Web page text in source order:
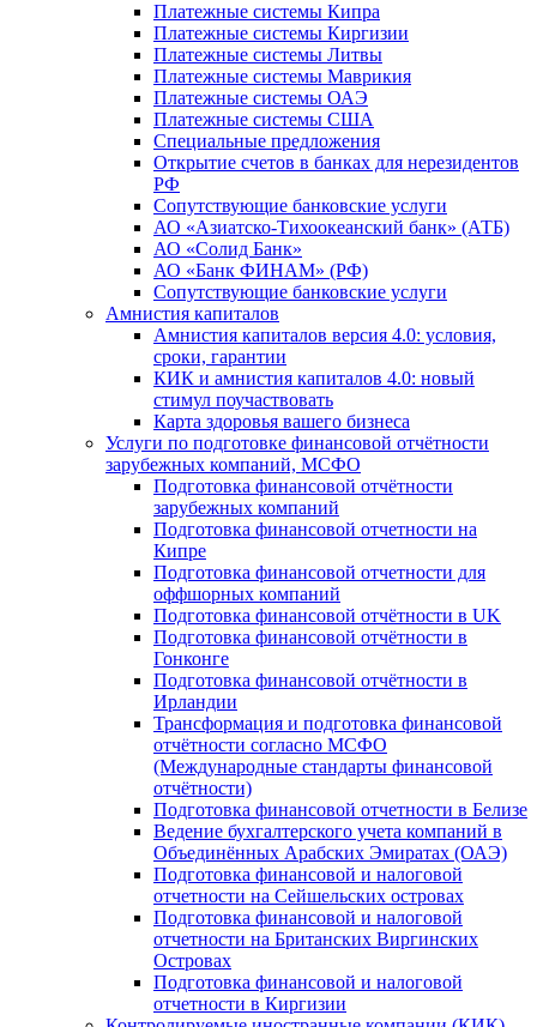
Платежные системы Кипра
Платежные системы Киргизии
Платежные системы Литвы
Платежные системы Маврикия
Платежные системы ОАЭ
Платежные системы США
Специальные предложения
Открытие счетов в банках для нерезидентов
РФ
Сопутствующие банковские услуги
АО «Азиатско-Тихоокеанский банк» (АТБ)
АО «Солид Банк»
АО «Банк ФИНАМ» (РФ)
Сопутствующие банковские услуги
Амнистия капиталов
Амнистия капиталов версия 4.0: условия,
сроки, гарантии
КИК и амнистия капиталов 4.0: новый
стимул поучаствовать
Карта здоровья вашего бизнеса
Услуги по подготовке финансовой отчётности
зарубежных компаний, МСФО
Подготовка финансовой отчётности
зарубежных компаний
Подготовка финансовой отчетности на
Кипре
Подготовка финансовой отчетности для
оффшорных компаний
Подготовка финансовой отчётности в UK
Подготовка финансовой отчётности в
Гонконге
Подготовка финансовой отчётности в
Ирландии
Трансформация и подготовка финансовой
отчётности согласно МСФО
(Международные стандарты финансовой
отчётности)
Подготовка финансовой отчетности в Белизе
Ведение бухгалтерского учета компаний в
Объединённых Арабских Эмиратах (ОАЭ)
Подготовка финансовой и налоговой
отчетности на Сейшельских островах
Подготовка финансовой и налоговой
отчетности на Британских Виргинских
Островах
Подготовка финансовой и налоговой
отчетности в Киргизии